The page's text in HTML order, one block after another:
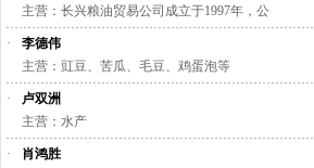
主营：长兴粮油贸易公司成立于1997年，公
·
李德伟
主营：豇豆、苦瓜、毛豆、鸡蛋泡等
·
卢双洲
主营：水产
·
肖鸿胜